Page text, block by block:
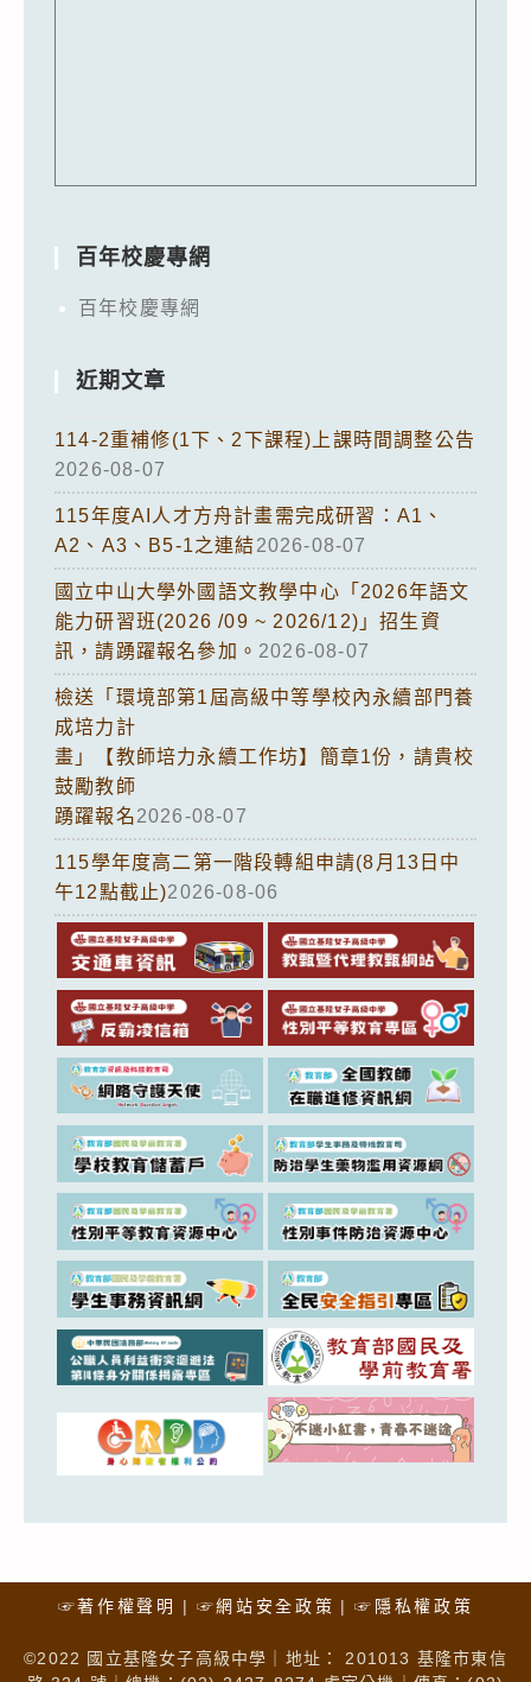
百年校慶專網
百年校慶專網
近期文章
114-2重補修(1下、2下課程)上課時間調整公告
2026-08-07
115年度AI人才方舟計畫需完成研習：A1、
A2、A3、B5-1之連結2026-08-07
國立中山大學外國語文教學中心「2026年語文
能力研習班(2026 /09 ~ 2026/12)」招生資
訊，請踴躍報名參加。 2026-08-07
檢送「環境部第1屆高級中等學校內永續部門養
成培力計
畫」【教師培力永續工作坊】簡章1份，請貴校
鼓勵教師
踴躍報名2026-08-07
115學年度高二第一階段轉組申請(8月13日中
午12點截止)2026-08-06
☞著作權聲明 ☞網站安全政策 ☞隱私權政策
©2022 國立基隆女子高級中學｜地址： 201013 基隆市東信